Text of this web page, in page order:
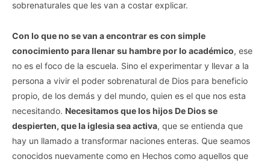
sobrenaturales que les van a costar explicar.
Con lo que no se van a encontrar es con simple
conocimiento para llenar su hambre por lo académico, ese
no es el foco de la escuela. Sino el experimentar y llevar a la
persona a vivir el poder sobrenatural de Dios para beneficio
propio, de los demás y del mundo, quien es el que nos esta
necesitando. Necesitamos que los hijos De Dios se
despierten, que la iglesia sea activa, que se entienda que
hay un llamado a transformar naciones enteras. Que seamos
conocidos nuevamente como en Hechos como aquellos que